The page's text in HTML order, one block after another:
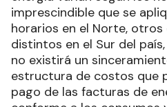
imprescindible que se
horarios en el Norte,
distintos en el Sur del
no existirá un
estructura de costos que
pago de las facturas de